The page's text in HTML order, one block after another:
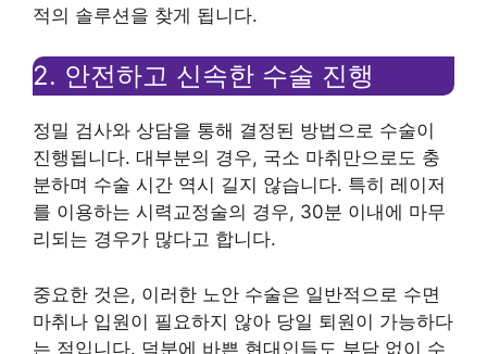
적의 솔루션을 찾게 됩니다.
2. 안전하고 신속한 수술 진행
정밀 검사와 상담을 통해 결정된 방법으로 수술이
진행됩니다. 대부분의 경우, 국소 마취만으로도 충
분하며 수술 시간 역시 길지 않습니다. 특히 레이저
를 이용하는 시력교정술의 경우, 30분 이내에 마무
리되는 경우가 많다고 합니다.
중요한 것은, 이러한 노안 수술은 일반적으로 수면
마취나 입원이 필요하지 않아 당일 퇴원이 가능하다
는 점입니다. 덕분에 바쁜 현대인들도 부담 없이 수